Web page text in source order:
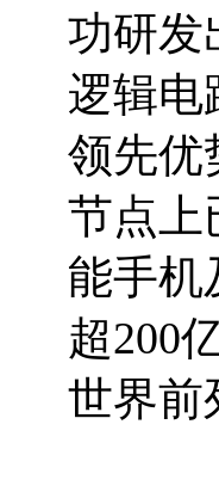
功研发
逻辑电
领先优
节点上
能手机
超200
世界前